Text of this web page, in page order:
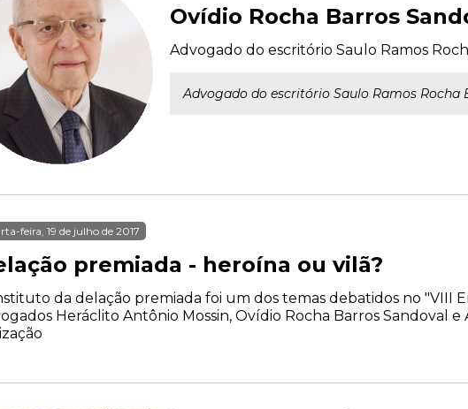
Ovídio Rocha Barros
Advogado do escritório Saulo Ramos
Advogado do escritório Saulo Ramos Rocha
feira, 19 de julho de 2017
premiada - heroína ou vilã?
da delação premiada foi um dos temas debatidos no "VIII
Heráclito Antônio Mossin, Ovídio Rocha Barros Sandoval